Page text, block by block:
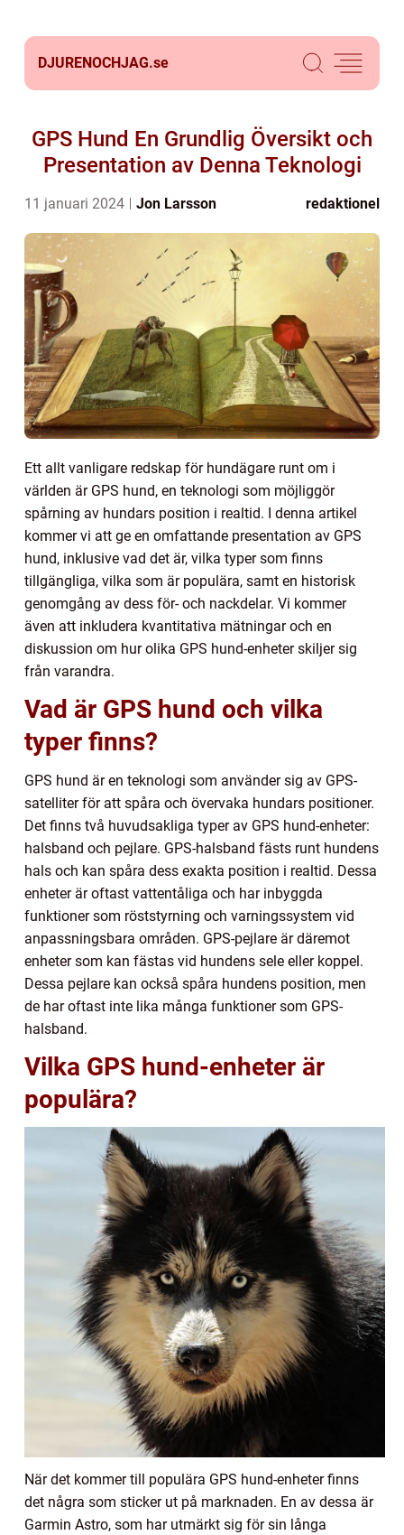
DJURENOCHJAG.se
GPS Hund En Grundlig Översikt och
Presentation av Denna Teknologi
11 januari 2024 Jon Larsson redaktionel
Ett allt vanligare redskap för hundägare runt om i
världen är GPS hund, en teknologi som möjliggör
spårning av hundars position i realtid. I denna artikel
kommer vi att ge en omfattande presentation av GPS
hund, inklusive vad det är, vilka typer som finns
tillgängliga, vilka som är populära, samt en historisk
genomgång av dess för- och nackdelar. Vi kommer
även att inkludera kvantitativa mätningar och en
diskussion om hur olika GPS hund-enheter skiljer sig
från varandra.
Vad är GPS hund och vilka
typer finns?
GPS hund är en teknologi som använder sig av GPS-
satelliter för att spåra och övervaka hundars positioner.
Det finns två huvudsakliga typer av GPS hund-enheter:
halsband och pejlare. GPS-halsband fästs runt hundens
hals och kan spåra dess exakta position i realtid. Dessa
enheter är oftast vattentåliga och har inbyggda
funktioner som röststyrning och varningssystem vid
anpassningsbara områden. GPS-pejlare är däremot
enheter som kan fästas vid hundens sele eller koppel.
Dessa pejlare kan också spåra hundens position, men
de har oftast inte lika många funktioner som GPS-
halsband.
Vilka GPS hund-enheter är
populära?
När det kommer till populära GPS hund-enheter finns
det några som sticker ut på marknaden. En av dessa är
Garmin Astro, som har utmärkt sig för sin långa